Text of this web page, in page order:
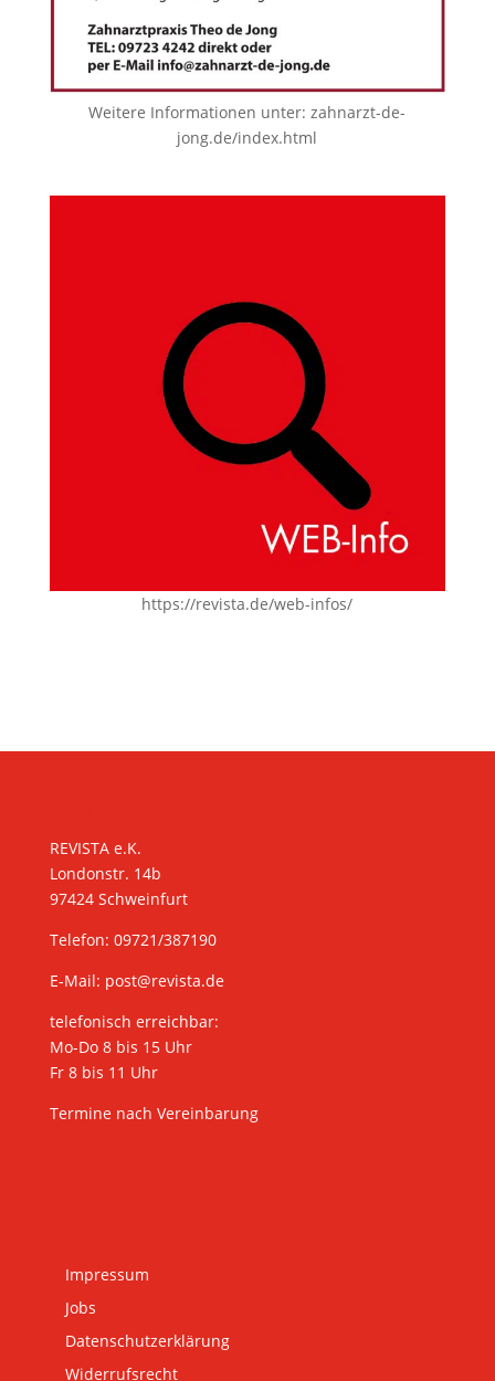
Weitere Informationen unter:zahnarzt-de-
jong.de/index.html
https://revista.de/web-infos/
REVISTA e.K.
Londonstr. 14b
97424 Schweinfurt
Telefon: 09721/387190
E-Mail: post@revista.de
telefonisch erreichbar:
Mo-Do 8 bis 15 Uhr
Fr 8 bis 11 Uhr
Termine nach Vereinbarung
Impressum
Jobs
Datenschutzerklärung
Widerrufsrecht